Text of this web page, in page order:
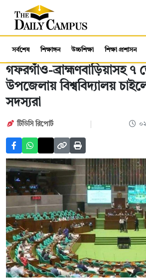
সর্বশেষ শিক্ষাঙ্গন উচ্চশিক্ষা শিক্ষা প্রশাসন
গফরগাঁও-ব্রাহ্মণবাড়িয়াসহ ৭
উপজেলায় বিশ্ববিদ্যালয়
সদস্যরা
টিডিসি রিপোর্ট